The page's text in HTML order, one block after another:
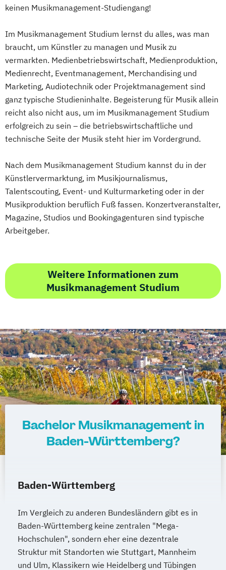
keinen Musikmanagement-Studiengang!
Im Musikmanagement Studium lernst du alles, was man
braucht, um Künstler zu managen und Musik zu
vermarkten. Medienbetriebswirtschaft, Medienproduktion,
Medienrecht, Eventmanagement, Merchandising und
Marketing, Audiotechnik oder Projektmanagement sind
ganz typische Studieninhalte. Begeisterung für Musik allein
reicht also nicht aus, um im Musikmanagement Studium
erfolgreich zu sein – die betriebswirtschaftliche und
technische Seite der Musik steht hier im Vordergrund.
Nach dem Musikmanagement Studium kannst du in der
Künstlervermarktung, im Musikjournalismus,
Talentscouting, Event- und Kulturmarketing oder in der
Musikproduktion beruflich Fuß fassen. Konzertveranstalter,
Magazine, Studios und Bookingagenturen sind typische
Arbeitgeber.
Weitere Informationen zum
Musikmanagement Studium
Bachelor Musikmanagement in
Baden-Württemberg?
Baden-Württemberg
Im Vergleich zu anderen Bundesländern gibt es in
Baden-Württemberg keine zentralen "Mega-
Hochschulen", sondern eher eine dezentrale
Struktur mit Standorten wie Stuttgart, Mannheim
und Ulm, Klassikern wie Heidelberg und Tübingen